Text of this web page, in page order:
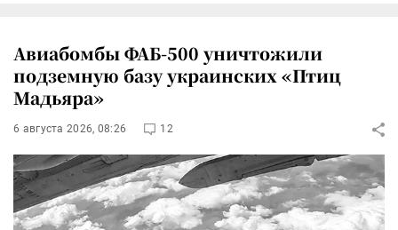
Авиабомбы ФАБ-500 уничтожили
подземную базу украинских «Птиц
Мадьяра»
6 августа 2026, 08:26 12